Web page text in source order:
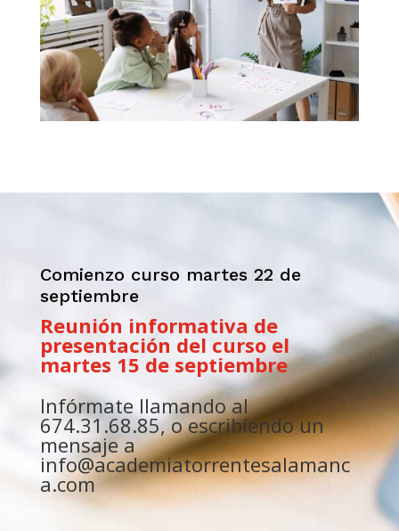
Comienzo curso martes 22 de
septiembre
Reunión informativa de
presentación del curso el
martes 15 de septiembre
Infórmate llamando al
674.31.68.85, o escribiendo un
mensaje a
info@academiatorrentesalamanc
a.com